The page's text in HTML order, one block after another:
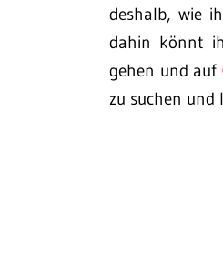
deshalb, wie
dahin könnt
gehen und auf
zu suchen und